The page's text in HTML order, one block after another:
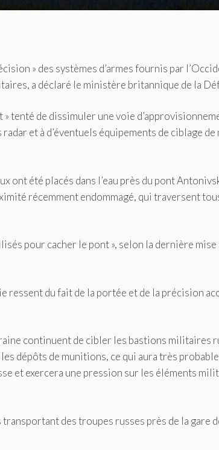
» des systèmes d’armes fournis par
a déclaré le ministère britannique de la
tenté de dissimuler une voie
et à d’éventuels équipements de ciblage
ont été placés dans l’eau près du pont
récemment endommagé, qui traversent
pour cacher le pont », selon la dernière mise
ressent du fait de la portée et de la précision
continuent de cibler les bastions militaires
dépôts de munitions, ce qui aura très
et exercera une pression sur les éléments
des troupes russes près de la gare